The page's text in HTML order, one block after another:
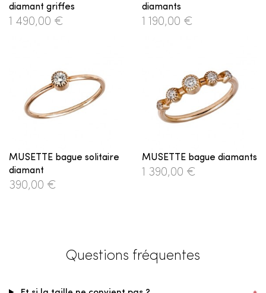
diamant griffes
1 490,00 €
diamants
1 190,00 €
MUSETTE bague solitaire
diamant
390,00 €
MUSETTE bague diamants
1 390,00 €
Questions fréquentes